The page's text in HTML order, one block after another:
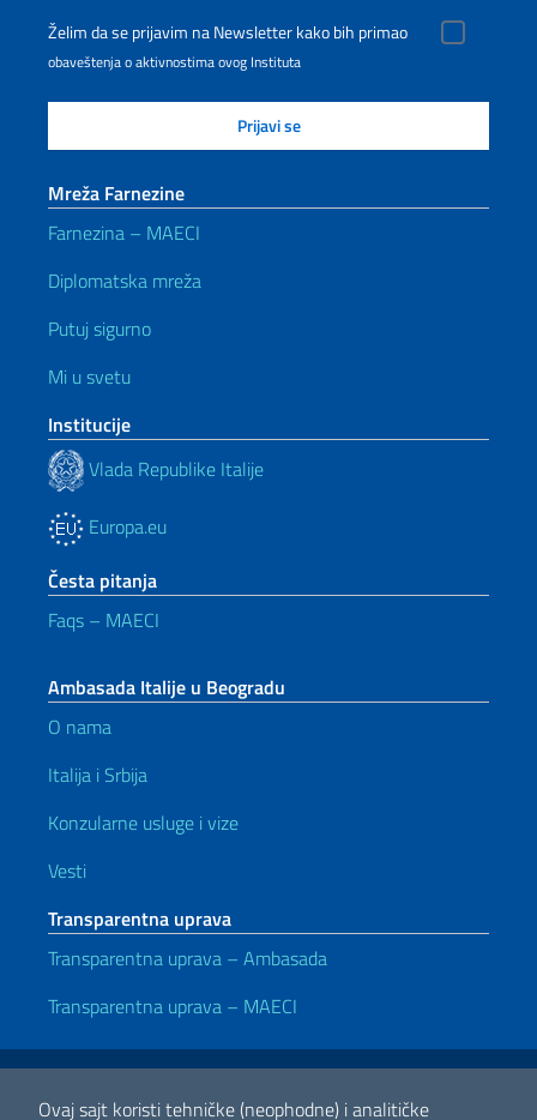
Ovaj sajt koristi tehničke (neophodne) i analitičke
Želim da se prijavim na Newsletter kako bih primao
obaveštenja o aktivnostima ovog Instituta
Mreža Farnezine
Farnezina – MAECI
Diplomatska mreža
Putuj sigurno
Mi u svetu
Institucije
Vlada Republike Italije
Europa.eu
Česta pitanja
Faqs – MAECI
Ambasada Italije u Beogradu
O nama
Italija i Srbija
Konzularne usluge i vize
Vesti
Transparentna uprava
Transparentna uprava – Ambasada
Transparentna uprava – MAECI
Korisni linkovi